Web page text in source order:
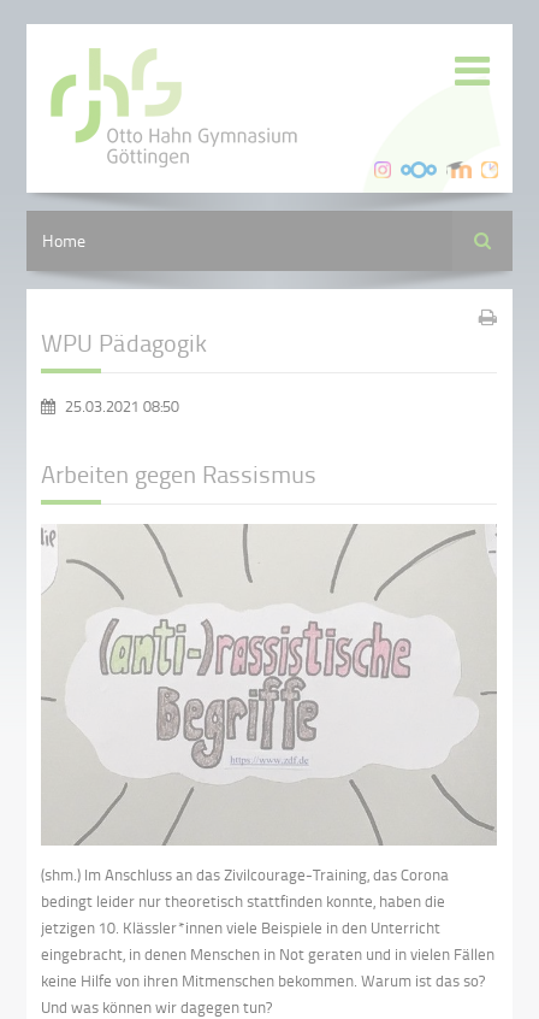
Home Suche
WPU Pädagogik
25.03.2021 08:50
Arbeiten gegen Rassismus
(shm.) Im Anschluss an das Zivilcourage-Training, das Corona
bedingt leider nur theoretisch stattfinden konnte, haben die
jetzigen 10. Klässler*innen viele Beispiele in den Unterricht
eingebracht, in denen Menschen in Not geraten und in vielen Fällen
keine Hilfe von ihren Mitmenschen bekommen. Warum ist das so?
Und was können wir dagegen tun?